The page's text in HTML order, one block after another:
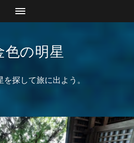
色の明星
探して旅に出よう。